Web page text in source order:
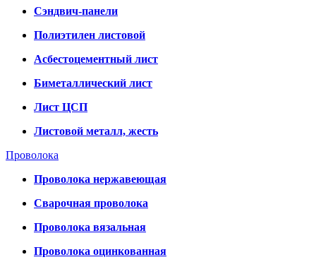
Сэндвич-панели
Полиэтилен листовой
Асбестоцементный лист
Биметаллический лист
Лист ЦСП
Листовой металл, жесть
Проволока
Проволока нержавеющая
Сварочная проволока
Проволока вязальная
Проволока оцинкованная